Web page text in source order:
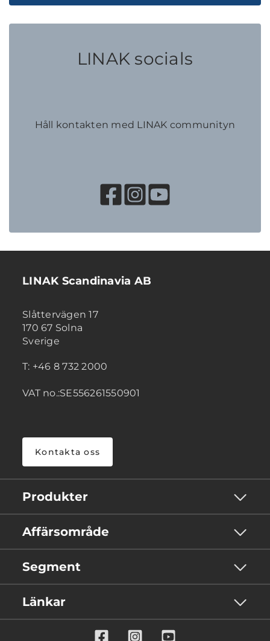
LINAK socials
Håll kontakten med LINAK communityn
LINAK Scandinavia AB
Slåttervägen 17
170 67 Solna
Sverige
T: +46 8 732 2000
VAT no.:SE556261550901
Kontakta oss
Produkter
Affärsområde
Segment
Länkar